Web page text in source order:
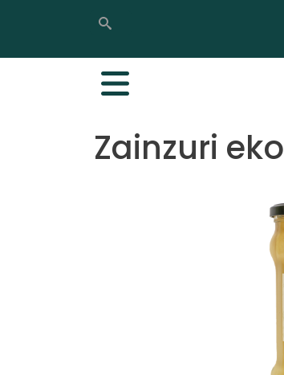
Bilatu
Bilatu
Zainzuri